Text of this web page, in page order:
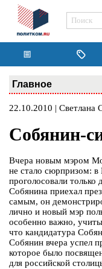
Главное
22.10.2010 | Светлана
Собянин-
Вчера новым мэром
не стало сюрпризом:
проголосовали
Собянина приехал
самым, он
лично и новый мэр
особенно важно,
что кандидатура
Собянин вчера успел
которое было
для российской